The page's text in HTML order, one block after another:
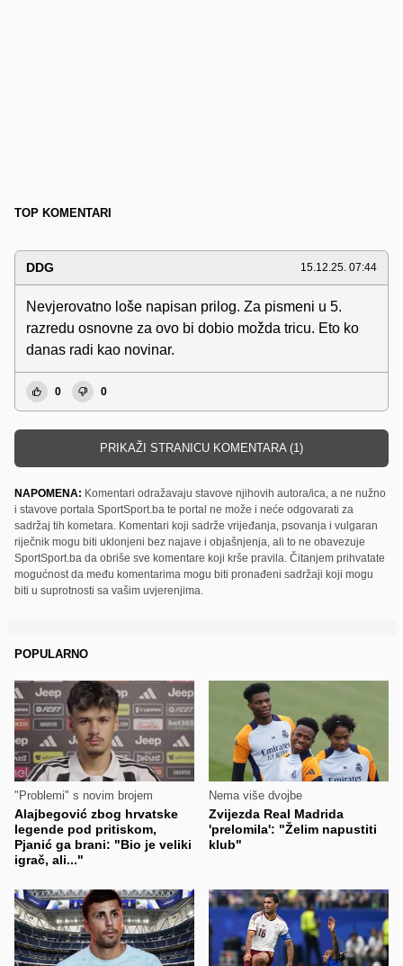
TOP KOMENTARI
DDG 15.12.25. 07:44
Nevjerovatno loše napisan prilog. Za pismeni u 5.
razredu osnovne za ovo bi dobio možda tricu. Eto ko
danas radi kao novinar.
0 0
PRIKAŽI STRANICU KOMENTARA (1)
NAPOMENA: Komentari odražavaju stavove njihovih autora/ica, a ne nužno
i stavove portala SportSport.ba te portal ne može i neće odgovarati za
sadržaj tih kometara. Komentari koji sadrže vrijeđanja, psovanja i vulgaran
riječnik mogu biti uklonjeni bez najave i objašnjenja, ali to ne obavezuje
SportSport.ba da obriše sve komentare koji krše pravila. Čitanjem prihvatate
mogućnost da među komentarima mogu biti pronađeni sadržaji koji mogu
biti u suprotnosti sa vašim uvjerenjima.
POPULARNO
"Problemi" s novim brojem
Alajbegović zbog hrvatske
legende pod pritiskom,
Pjanić ga brani: "Bio je veliki
igrač, ali..."
Nema više dvojbe
Zvijezda Real Madrida
'prelomila': "Želim napustiti
klub"